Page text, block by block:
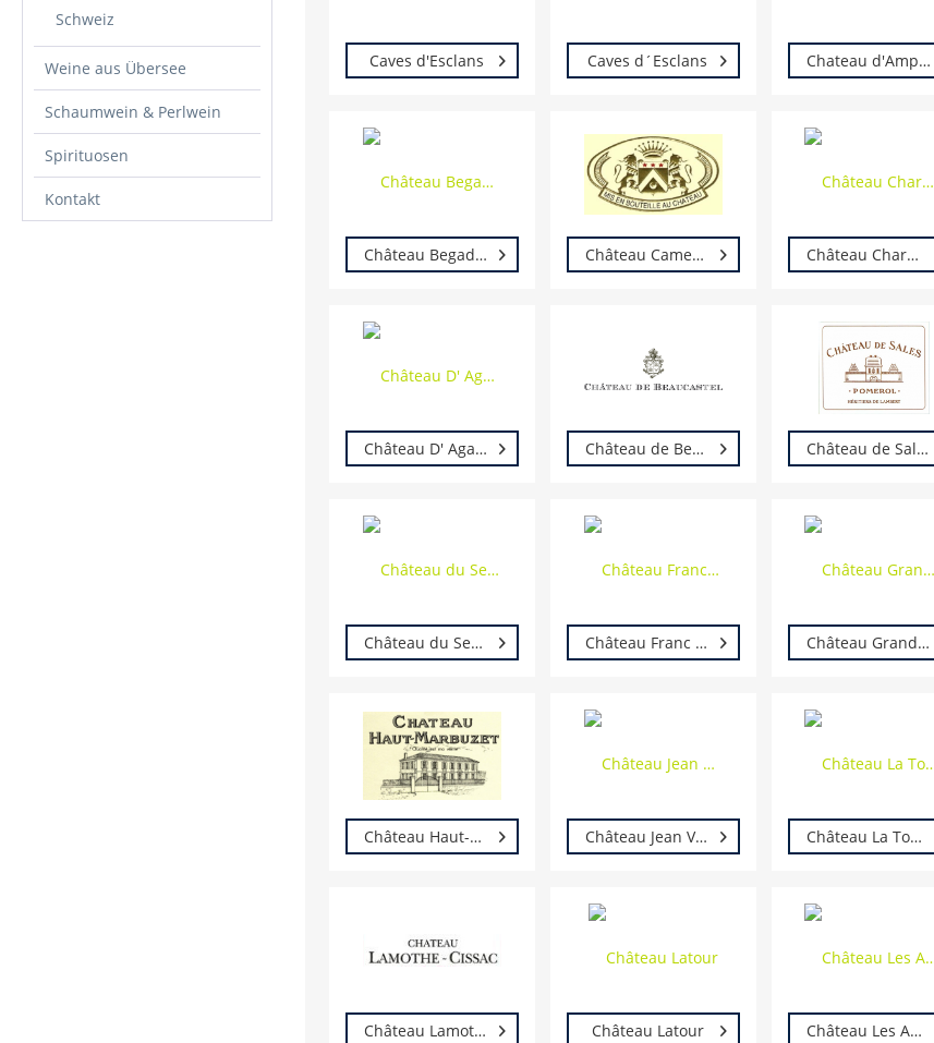
Schweiz
Weine aus Übersee
Schaumwein & Perlwein
Spirituosen
Kontakt
Caves d'Esclans Caves d´Esclans Chateau d'Ampuis
Château Begadan Château Camensac Château Charmail
Château D' Agassac Château de Beaucastel Château de Sales
Château du Seuil Château Franc Couplet Château Grand Jean
Château Haut-Marbuzet Château Jean Voisin Château La Tonnelle
Château Lamothe-Cissac Château Latour Château Les Annereaux Benjamin Hessel